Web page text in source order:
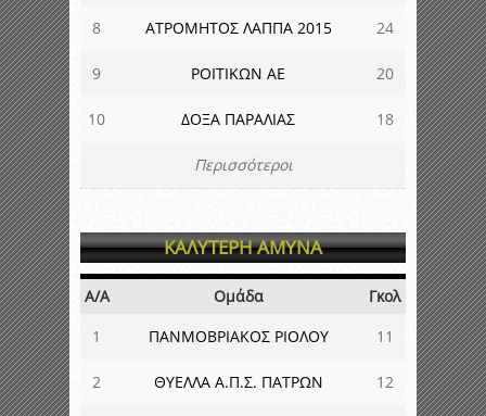
8 ΑΤΡΟΜΗΤΟΣ ΛΑΠΠΑ 2015 24
9 ΡΟΙΤΙΚΩΝ ΑΕ 20
10 ΔΟΞΑ ΠΑΡΑΛΙΑΣ 18
Περισσότεροι
ΚΑΛΥΤΕΡΗ ΑΜΥΝΑ
Α/Α Ομάδα
Γκολ
1
ΠΑΝΜΟΒΡΙΑΚΟΣ ΡΙΟΛΟΥ 11
2 ΘΥΕΛΛΑ Α.Π.Σ. ΠΑΤΡΩΝ 12